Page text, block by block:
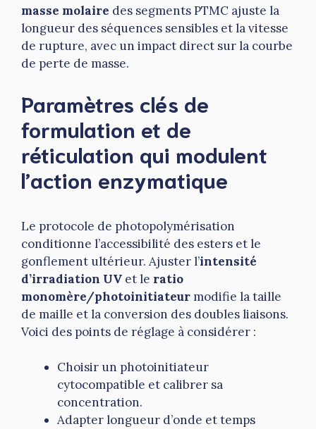
masse molaire des segments PTMC ajuste la
longueur des séquences sensibles et la vitesse
de rupture, avec un impact direct sur la courbe
de perte de masse.
Paramètres clés de
formulation et de
réticulation qui modulent
l’action enzymatique
Le protocole de photopolymérisation
conditionne l’accessibilité des esters et le
gonflement ultérieur. Ajuster l’intensité
d’irradiation UV et le ratio
monomère/photoinitiateurmodifie la taille
de maille et la conversion des doubles liaisons.
Voici des points de réglage à considérer :
Choisir un photoinitiateur
cytocompatible et calibrer sa
concentration.
Adapter longueur d’onde et temps